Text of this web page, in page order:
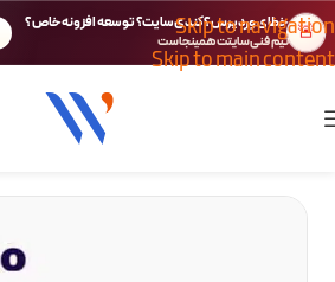
Skip to navigation
Skip to main content
🚨 خطای وردپرس؟ کندی سایت؟ توسعه افزونه خاص؟
تیم فنی سایتت همینجاست